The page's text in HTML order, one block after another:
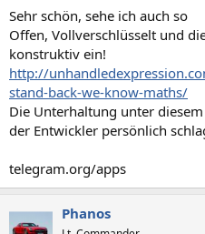
Sehr schön, sehe ich auch so
Offen, Vollverschlüsselt und
konstruktiv ein!
http://
stand-back-we-know-maths/
Die Unterhaltung unter
der Entwickler persönlich
telegram.org/apps
Phanos